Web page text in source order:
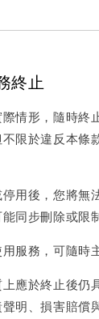
終止
情形，隨時終
限於違反本條
用後，您將無
同步刪除或限制
服務，可隨時
應於終止後仍
明、損害賠償